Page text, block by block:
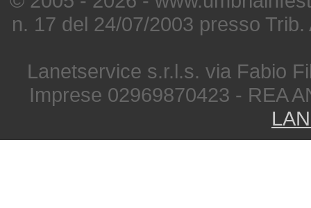
n. 17 del 24/07/2003 presso
Lanetservice s.r.l.s. via Fabio
Imprese 02969870423 - REA